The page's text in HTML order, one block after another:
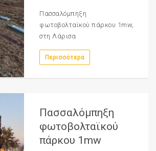
Πασσαλόμπηξη
φωτοβολταϊκού πάρκου 1mw,
στη Λάρισα
Περισσότερα
Πασσαλόμπηξη
φωτοβολταϊκού
πάρκου 1mw